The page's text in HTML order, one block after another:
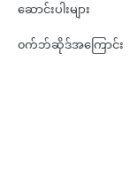
ဆောင်းပါးများ
၀က်ဘ်ဆိုဒ်အကြောင်း